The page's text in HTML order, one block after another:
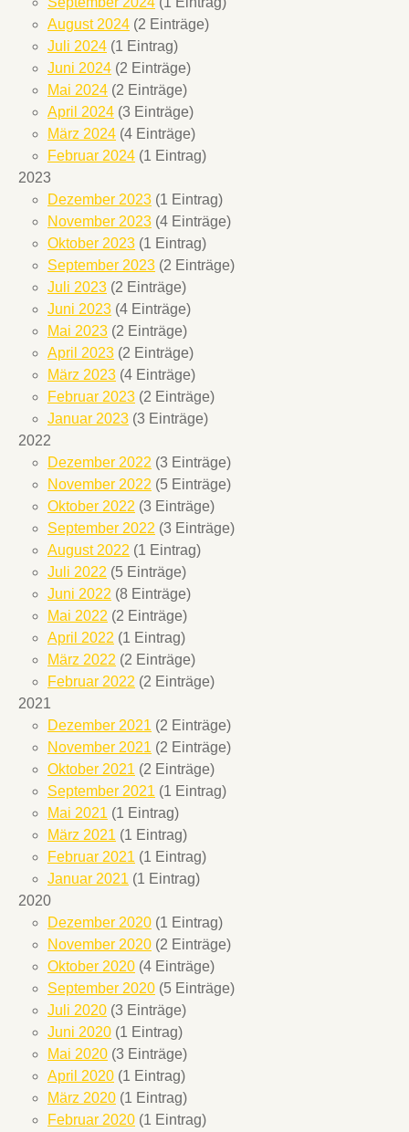
August 2024 (2 Einträge)
Juli 2024 (1 Eintrag)
Juni 2024 (2 Einträge)
Mai 2024 (2 Einträge)
April 2024 (3 Einträge)
März 2024 (4 Einträge)
Februar 2024 (1 Eintrag)
2023
Dezember 2023 (1 Eintrag)
November 2023 (4 Einträge)
Oktober 2023 (1 Eintrag)
September 2023 (2 Einträge)
Juli 2023 (2 Einträge)
Juni 2023 (4 Einträge)
Mai 2023 (2 Einträge)
April 2023 (2 Einträge)
März 2023 (4 Einträge)
Februar 2023 (2 Einträge)
Januar 2023 (3 Einträge)
2022
Dezember 2022 (3 Einträge)
November 2022 (5 Einträge)
Oktober 2022 (3 Einträge)
September 2022 (3 Einträge)
August 2022 (1 Eintrag)
Juli 2022 (5 Einträge)
Juni 2022 (8 Einträge)
Mai 2022 (2 Einträge)
April 2022 (1 Eintrag)
März 2022 (2 Einträge)
Februar 2022 (2 Einträge)
2021
Dezember 2021 (2 Einträge)
November 2021 (2 Einträge)
Oktober 2021 (2 Einträge)
September 2021 (1 Eintrag)
Mai 2021 (1 Eintrag)
März 2021 (1 Eintrag)
Februar 2021 (1 Eintrag)
Januar 2021 (1 Eintrag)
2020
Dezember 2020 (1 Eintrag)
November 2020 (2 Einträge)
Oktober 2020 (4 Einträge)
September 2020 (5 Einträge)
Juli 2020 (3 Einträge)
Juni 2020 (1 Eintrag)
Mai 2020 (3 Einträge)
April 2020 (1 Eintrag)
März 2020 (1 Eintrag)
Februar 2020 (1 Eintrag)